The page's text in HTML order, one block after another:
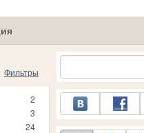
Фильтры
2
3
24